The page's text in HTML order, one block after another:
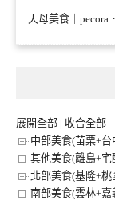
天母美食｜pecora
展開全部 | 收合全部
中部美食(苗栗+
其他美食(離島+宅
北部美食(基隆+桃
南部美食(雲林+嘉